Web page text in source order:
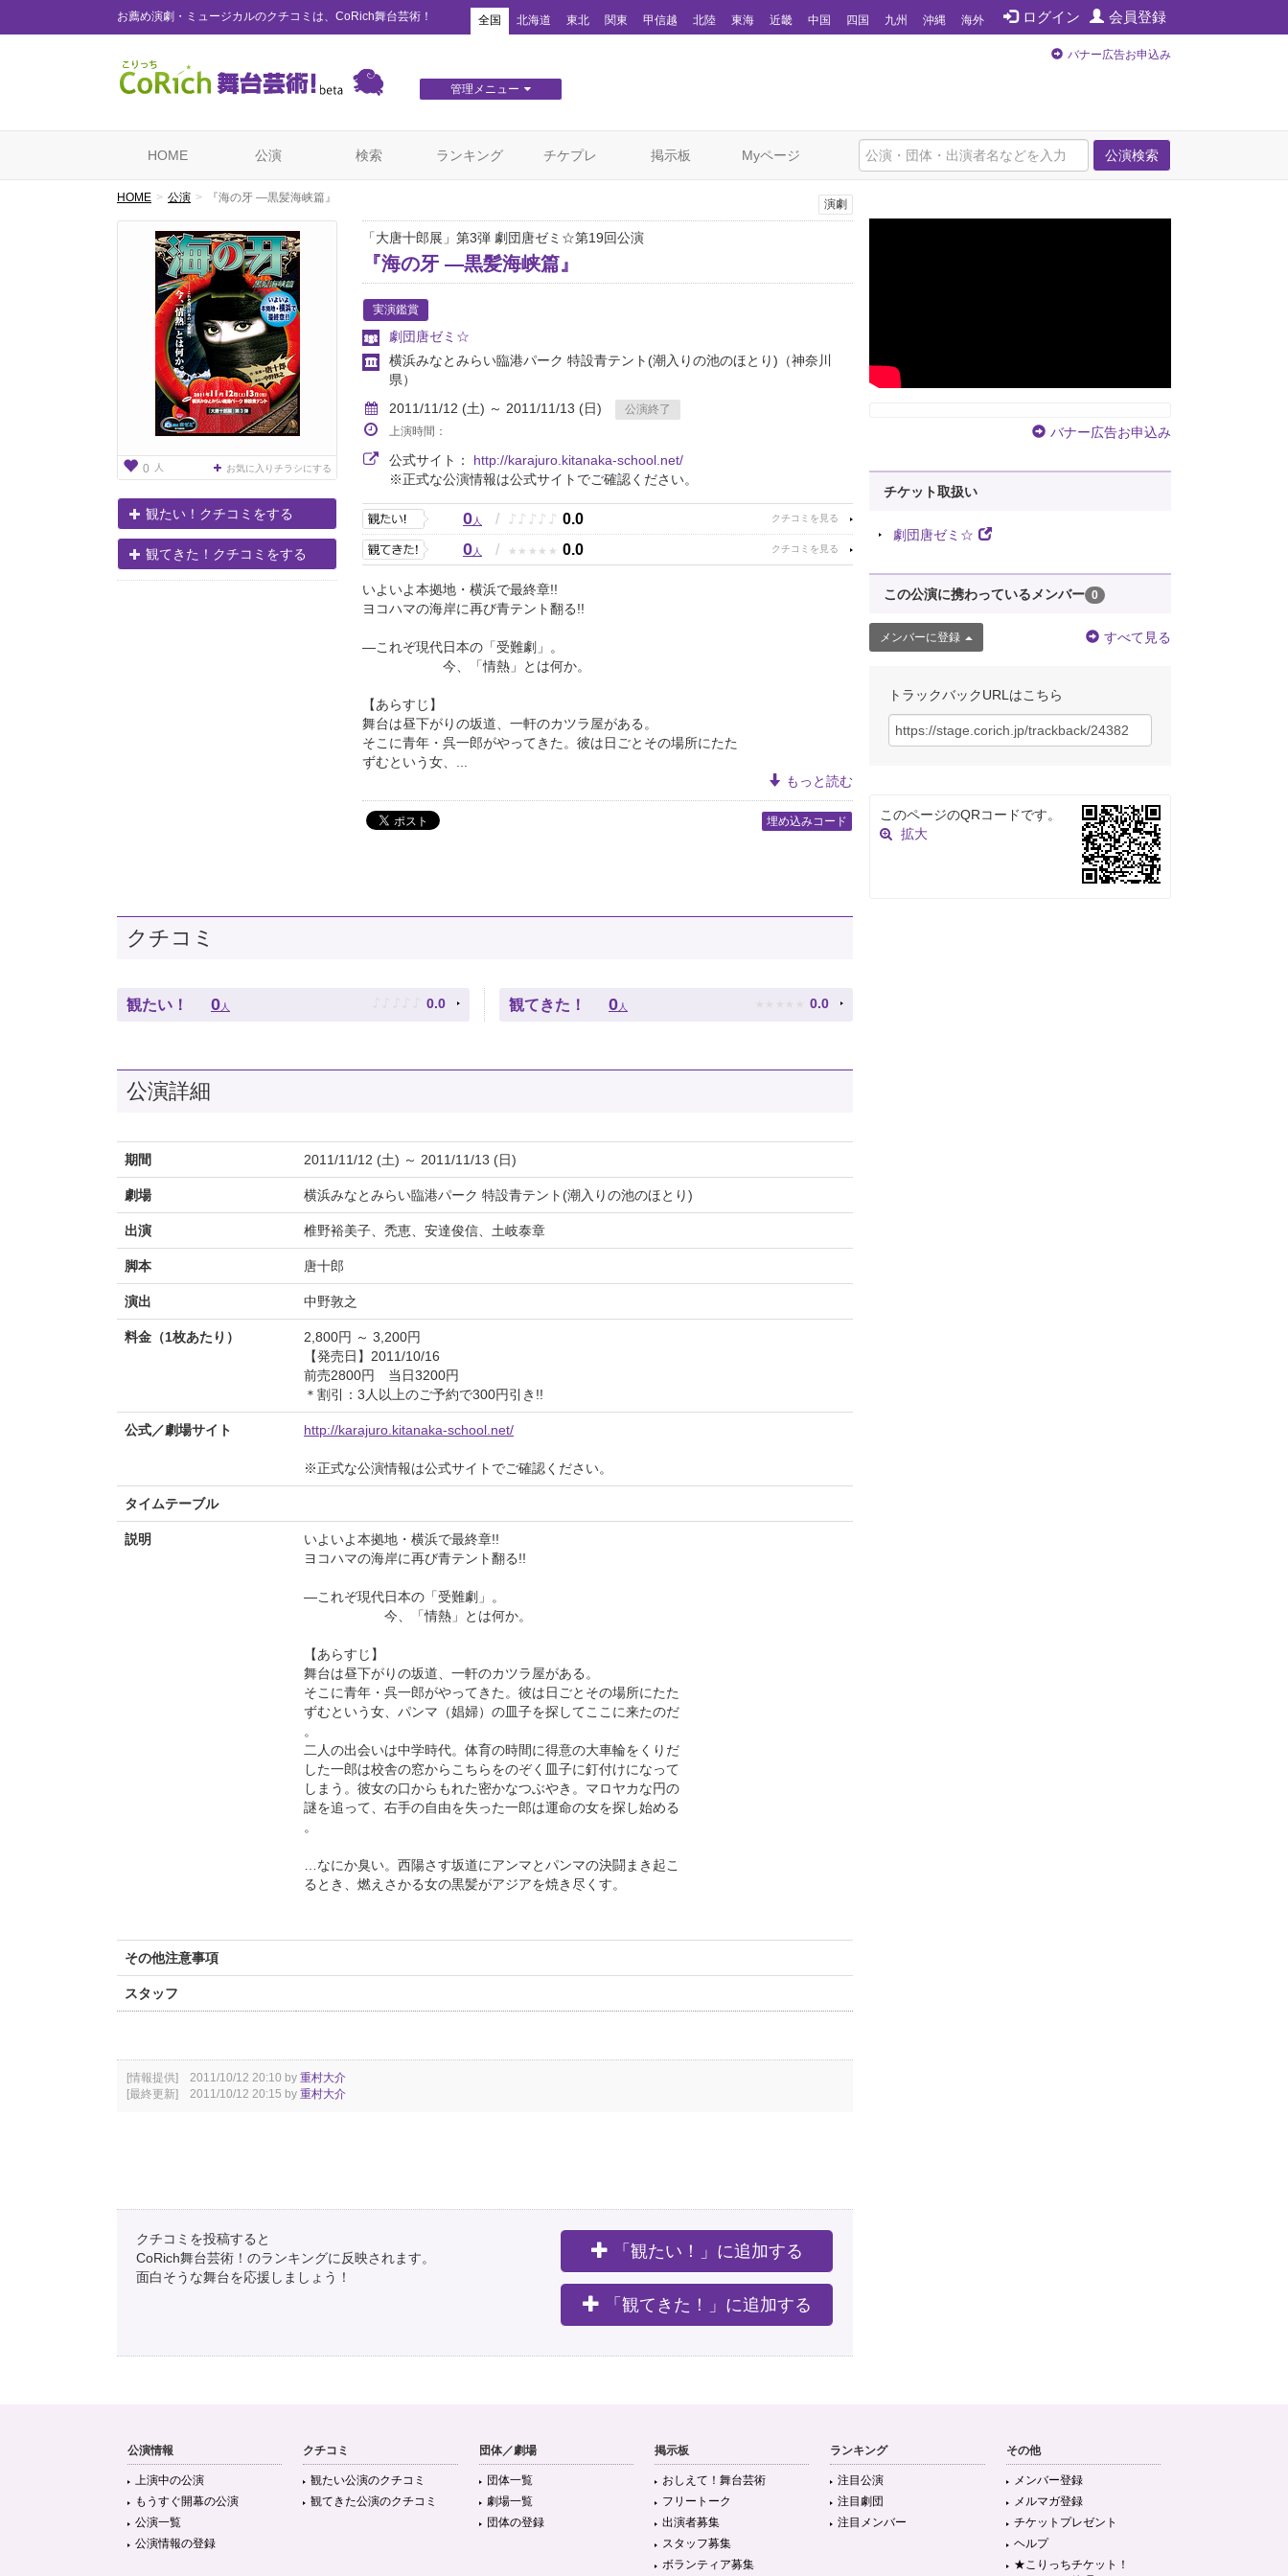
お薦め演劇・ミュージカルのクチコミは、CoRich舞台芸術！ ログイン 会員登録
全国 北海道 東北 関東 甲信越 北陸 東海 近畿 中国 四国 九州 沖縄 海外
管理メニュー
バナー広告お申込み
公演検索
HOME 公演 検索 ランキング チケプレ 掲示板 Myページ
HOME 公演 『海の牙 ―黒髪海峡篇』
0 人 お気に入りチラシにする
観たい！クチコミをする
観てきた！クチコミをする
演劇
「大唐十郎展」第3弾 劇団唐ゼミ☆第19回公演
『海の牙 ―黒髪海峡篇』
実演鑑賞
劇団唐ゼミ☆
横浜みなとみらい臨港パーク 特設青テント(潮入りの池のほとり) （神奈川
県）
2011/11/12 (土) ～ 2011/11/13 (日)
公演終了
上演時間：
公式サイト： http://karajuro.kitanaka-school.net/
※正式な公演情報は公式サイトでご確認ください。
0人 / ♪ ♪ ♪ ♪ ♪ 0.0
0人 / ★ ★ ★ ★ ★ 0.0
いよいよ本拠地・横浜で最終章!!
ヨコハマの海岸に再び青テント翻る!!
―これぞ現代日本の「受難劇」。
今、「情熱」とは何か。
【あらすじ】
舞台は昼下がりの坂道、一軒のカツラ屋がある。
そこに青年・呉一郎がやってきた。彼は日ごとその場所にたた
ずむという女、...
もっと読む
埋め込みコード
クチコミ
観たい！ 0 人 ♪ ♪ ♪ ♪ ♪ 0.0 観てきた！ 0 人 ★ ★ ★ ★ ★ 0.0
公演詳細
期間 2011/11/12 (土) ～ 2011/11/13 (日)
劇場 横浜みなとみらい臨港パーク 特設青テント(潮入りの池のほとり)
出演 椎野裕美子、禿恵、安達俊信、土岐泰章
脚本 唐十郎
演出 中野敦之
料金（1枚あたり）
2,800円 ～ 3,200円
【発売日】2011/10/16
前売2800円 当日3200円
＊割引：3人以上のご予約で300円引き!!
公式／劇場サイト http://karajuro.kitanaka-school.net/
※正式な公演情報は公式サイトでご確認ください。
タイムテーブル
説明
いよいよ本拠地・横浜で最終章!!
ヨコハマの海岸に再び青テント翻る!!
―これぞ現代日本の「受難劇」。
今、「情熱」とは何か。
【あらすじ】
舞台は昼下がりの坂道、一軒のカツラ屋がある。
そこに青年・呉一郎がやってきた。彼は日ごとその場所にたた
ずむという女、パンマ（娼婦）の皿子を探してここに来たのだ
。
二人の出会いは中学時代。体育の時間に得意の大車輪をくりだ
した一郎は校舎の窓からこちらをのぞく皿子に釘付けになって
しまう。彼女の口からもれた密かなつぶやき。マロヤカな円の
謎を追って、右手の自由を失った一郎は運命の女を探し始める
。
…なにか臭い。西陽さす坂道にアンマとパンマの決闘まき起こ
るとき、燃えさかる女の黒髪がアジアを焼き尽くす。
その他注意事項
スタッフ
[情報提供] 2011/10/12 20:10 by 重村大介
[最終更新] 2011/10/12 20:15 by 重村大介
クチコミを投稿すると
CoRich舞台芸術！のランキングに反映されます。
面白そうな舞台を応援しましょう！
「観たい！」に追加する
「観てきた！」に追加する
バナー広告お申込み
チケット取扱い
劇団唐ゼミ☆
この公演に携わっているメンバー 0
メンバーに登録 すべて見る
トラックバックURLはこちら
このページのQRコードです。
拡大
公演情報
上演中の公演
もうすぐ開幕の公演
公演一覧
公演情報の登録
クチコミ
観たい公演のクチコミ
観てきた公演のクチコミ
団体／劇場
団体一覧
劇場一覧
団体の登録
掲示板
おしえて！舞台芸術
フリートーク
出演者募集
スタッフ募集
ボランティア募集
ランキング
注目公演
注目劇団
注目メンバー
その他
メンバー登録
メルマガ登録
チケットプレゼント
ヘルプ
★こりっちチケット！